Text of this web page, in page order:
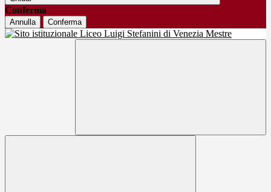
Conferma
Annulla Conferma